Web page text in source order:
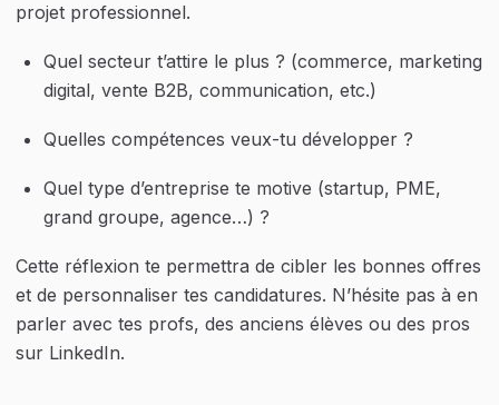
projet professionnel.
Quel secteur t’attire le plus ? (commerce, marketing
digital, vente B2B, communication, etc.)
Quelles compétences veux-tu développer ?
Quel type d’entreprise te motive (startup, PME,
grand groupe, agence…) ?
Cette réflexion te permettra de cibler les bonnes offres
et de personnaliser tes candidatures. N’hésite pas à en
parler avec tes profs, des anciens élèves ou des pros
sur LinkedIn.